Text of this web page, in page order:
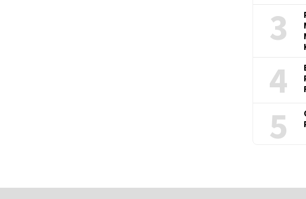
3
4
5